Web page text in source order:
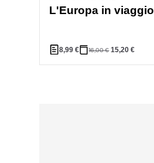
L'Europa in viaggio
8,99 € 16,00€ 15,20€